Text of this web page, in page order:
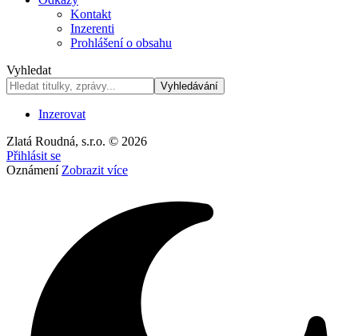
Kontakt
Inzerenti
Prohlášení o obsahu
Vyhledat
Inzerovat
Zlatá Roudná, s.r.o. © 2026
Přihlásit se
Oznámení Zobrazit více